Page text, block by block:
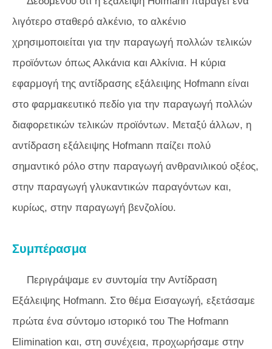
λιγότερο σταθερό αλκένιο, το αλκένιο
χρησιμοποιείται για την παραγωγή πολλών τελικών
προϊόντων όπως Αλκάνια και Αλκίνια. Η κύρια
εφαρμογή της αντίδρασης εξάλειψης Hofmann είναι
στο φαρμακευτικό πεδίο για την παραγωγή πολλών
διαφορετικών τελικών προϊόντων. Μεταξύ άλλων, η
αντίδραση εξάλειψης Hofmann παίζει πολύ
σημαντικό ρόλο στην παραγωγή ανθρανιλικού οξέος,
στην παραγωγή γλυκαντικών παραγόντων και,
κυρίως, στην παραγωγή βενζολίου.
Συμπέρασμα
Περιγράψαμε εν συντομία την Αντίδραση
Εξάλειψης Hofmann. Στο θέμα Εισαγωγή, εξετάσαμε
πρώτα ένα σύντομο ιστορικό του The Hofmann
Elimination και, στη συνέχεια, προχωρήσαμε στην